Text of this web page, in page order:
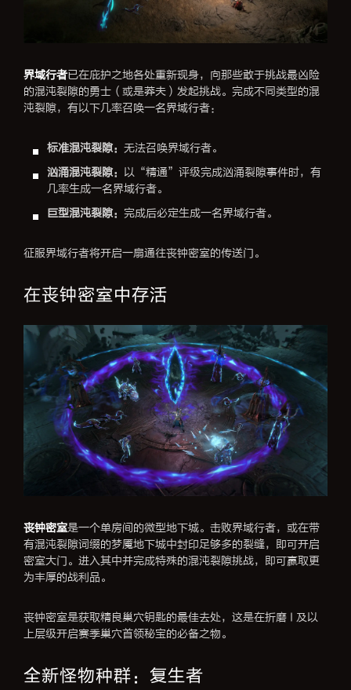
界域行者已在庇护之地各处重新现身，向那些敢于挑战最凶险
的混沌裂隙的勇士（或是莽夫）发起挑战。完成不同类型的混
沌裂隙，有以下几率召唤一名界域行者：
标准混沌裂隙： 无法召唤界域行者。
汹涌混沌裂隙： 以“精通”评级完成汹涌裂隙事件时，有
几率生成一名界域行者。
巨型混沌裂隙： 完成后必定生成一名界域行者。
征服界域行者将开启一扇通往丧钟密室的传送门。
在丧钟密室中存活
丧钟密室是一个单房间的微型地下城。击败界域行者，或在带
有混沌裂隙词缀的梦魇地下城中封印足够多的裂缝，即可开启
密室大门。进入其中并完成特殊的混沌裂隙挑战，即可赢取更
为丰厚的战利品。
丧钟密室是获取精良巢穴钥匙的最佳去处，这是在折磨 I 及以
上层级开启赛季巢穴首领秘宝的必备之物。
全新怪物种群：复生者